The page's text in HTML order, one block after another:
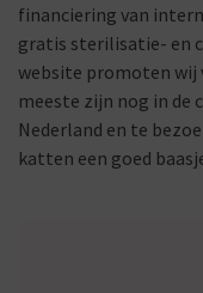
financiering van
gratis sterilisatie- en
website promoten wij
meeste zijn nog in de
Nederland en te
katten een goed